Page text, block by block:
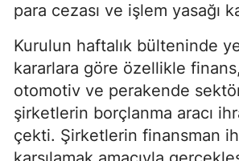
para cezası ve işlem yasağı
Kurulun haftalık bülteninde
kararlara göre özellikle
otomotiv ve perakende
şirketlerin borçlanma aracı
çekti. Şirketlerin finansman